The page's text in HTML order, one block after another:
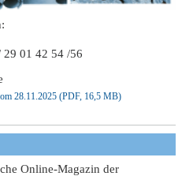
29 01 42 54 /56
28.11.2025 (PDF, 16,5 MB)
Online-Magazin der